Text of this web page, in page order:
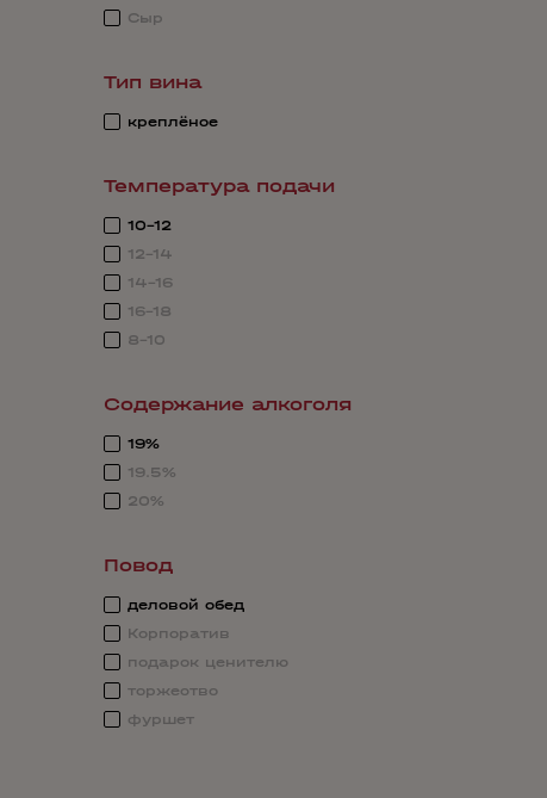
Сыр
Тип вина
креплёное
Температура подачи
10-12
12-14
14-16
16-18
8-10
Содержание алкоголя
19%
19.5%
20%
Повод
деловой обед
Корпоратив
подарок ценителю
торжество
фуршет